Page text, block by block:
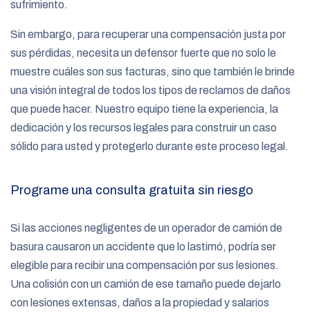
sufrimiento.
Sin embargo, para recuperar una compensación justa por
sus pérdidas, necesita un defensor fuerte que no solo le
muestre cuáles son sus facturas, sino que también le brinde
una visión integral de todos los tipos de reclamos de daños
que puede hacer. Nuestro equipo tiene la experiencia, la
dedicación y los recursos legales para construir un caso
sólido para usted y protegerlo durante este proceso legal.
Programe una consulta gratuita sin riesgo
Si las acciones negligentes de un operador de camión de
basura causaron un accidente que lo lastimó, podría ser
elegible para recibir una compensación por sus lesiones.
Una colisión con un camión de ese tamaño puede dejarlo
con lesiones extensas, daños a la propiedad y salarios